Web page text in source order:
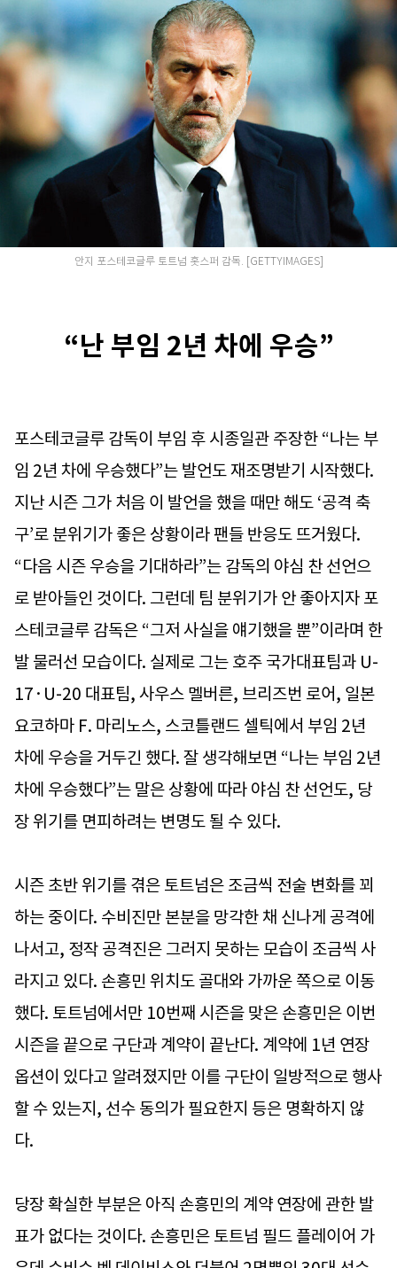
안지 포스테코글루 토트넘 홋스퍼 감독. [GETTYIMAGES]
“난 부임 2년 차에 우승”
포스테코글루 감독이 부임 후 시종일관 주장한 “나는 부
임 2년 차에 우승했다”는 발언도 재조명받기 시작했다.
지난 시즌 그가 처음 이 발언을 했을 때만 해도 ‘공격 축
구’로 분위기가 좋은 상황이라 팬들 반응도 뜨거웠다.
“다음 시즌 우승을 기대하라”는 감독의 야심 찬 선언으
로 받아들인 것이다. 그런데 팀 분위기가 안 좋아지자 포
스테코글루 감독은 “그저 사실을 얘기했을 뿐”이라며 한
발 물러선 모습이다. 실제로 그는 호주 국가대표팀과 U-
17·U-20 대표팀, 사우스 멜버른, 브리즈번 로어, 일본
요코하마 F. 마리노스, 스코틀랜드 셀틱에서 부임 2년
차에 우승을 거두긴 했다. 잘 생각해보면 “나는 부임 2년
차에 우승했다”는 말은 상황에 따라 야심 찬 선언도, 당
장 위기를 면피하려는 변명도 될 수 있다.
시즌 초반 위기를 겪은 토트넘은 조금씩 전술 변화를 꾀
하는 중이다. 수비진만 본분을 망각한 채 신나게 공격에
나서고, 정작 공격진은 그러지 못하는 모습이 조금씩 사
라지고 있다. 손흥민 위치도 골대와 가까운 쪽으로 이동
했다. 토트넘에서만 10번째 시즌을 맞은 손흥민은 이번
시즌을 끝으로 구단과 계약이 끝난다. 계약에 1년 연장
옵션이 있다고 알려졌지만 이를 구단이 일방적으로 행사
할 수 있는지, 선수 동의가 필요한지 등은 명확하지 않
다.
당장 확실한 부분은 아직 손흥민의 계약 연장에 관한 발
표가 없다는 것이다. 손흥민은 토트넘 필드 플레이어 가